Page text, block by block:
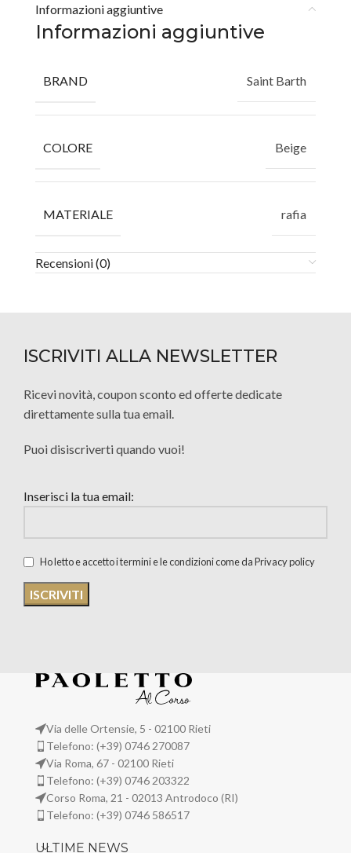
Informazioni aggiuntive
Informazioni aggiuntive
BRAND Saint Barth
COLORE Beige
MATERIALE rafia
Recensioni (0)
ISCRIVITI ALLA NEWSLETTER
Ricevi novità, coupon sconto ed offerte dedicate
direttamente sulla tua email.
Puoi disiscriverti quando vuoi!
Inserisci la tua email:
Ho letto e accetto i termini e le condizioni come da Privacy policy
Via delle Ortensie, 5 - 02100 Rieti
Telefono: (+39) 0746 270087
Via Roma, 67 - 02100 Rieti
Telefono: (+39) 0746 203322
Corso Roma, 21 - 02013 Antrodoco (RI)
Telefono: (+39) 0746 586517
ULTIME NEWS